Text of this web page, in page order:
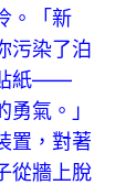
。「新
污染了泊
貼紙——
氣。」
置，對著
從牆上脫